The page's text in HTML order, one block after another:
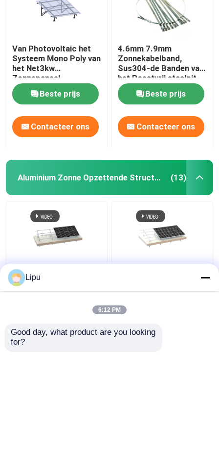
Van Photovoltaic het
Systeem Mono Poly van
het Net3kw
Zonnepaneel
Beste prijs
Contacteer ons
4.6mm 7.9mm
Zonnekabelband,
Sus304-de Banden van
het Roestvrij staalpit
voor Zonnepaneel het
Opzetten Toebehoren
Beste prijs
Contacteer ons
Aluminium Zonne Opzettende Structuur (13)
Concrete Zonne
Opzettende de
het Zonnealuminium
Lipu
6:12 PM
Good day, what product are you looking
for?